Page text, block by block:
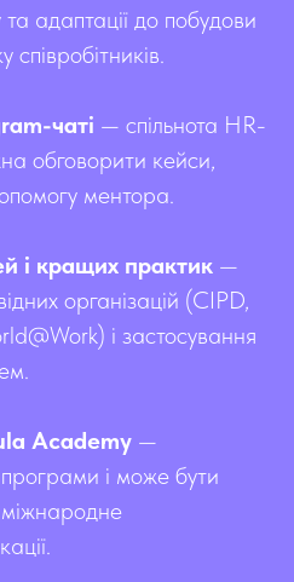
адаптації до побудови
співробітників.
чаті — спільнота HR-
обговорити кейси,
ментора.
і кращих практик —
організацій (CIPD,
і застосування
Academy —
і може бути